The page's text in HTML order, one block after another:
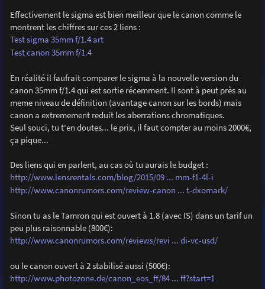
g
e
Effectivement le sigma est bien meilleur que le canon comme le
montrent les chiffres sur ces 2 liens :
Test sigma 35mm f/1.4 art
Test canon 35mm f/1.4
En réalité il faufrait comparer le sigma à la nouvelle version du
canon 35mm f/1.4 qui est sortie récemment. Il sont à peut près au
meme niveau de définition (avantage canon sur les bords) mais
canon a extremement reduit les aberrations chromatiques.
Seul souci, tu t'en doutes... le prix, il faut compter au moins 2000€,
ça pique...
Des liens qui en parlent, au cas où tu aurais le budget :
http://www.lensrentals.com/blog/2015/09 ... mm-f1-4l-i
http://www.canonrumors.com/review-canon ... t-dxomark/
Sinon tu as le Tamron qui est ouvert à 1.8 (avec IS) dans un tarif un
peu plus raisonnable (800€):
http://www.canonrumors.com/reviews/revi ... di-vc-usd/
ou le canon ouvert à 2 stabilisé aussi (500€):
http://www.photozone.de/canon_eos_ff/84 ... ff?start=1